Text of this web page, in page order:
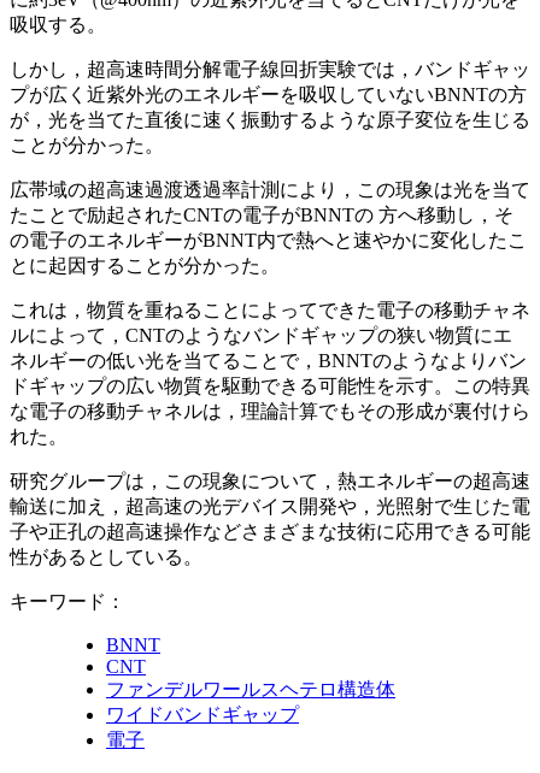
吸収する。
しかし，超高速時間分解電子線回折実験では，バンドギャッ
プが広く近紫外光のエネルギーを吸収していないBNNTの方
が，光を当てた直後に速く振動するような原子変位を生じる
ことが分かった。
広帯域の超高速過渡透過率計測により，この現象は光を当て
たことで励起されたCNTの電子がBNNTの 方へ移動し，そ
の電子のエネルギーがBNNT内で熱へと速やかに変化したこ
とに起因することが分かった。
これは，物質を重ねることによってできた電子の移動チャネ
ルによって，CNTのようなバンドギャップの狭い物質にエ
ネルギーの低い光を当てることで，BNNTのようなよりバン
ドギャップの広い物質を駆動できる可能性を示す。この特異
な電子の移動チャネルは，理論計算でもその形成が裏付けら
れた。
研究グループは，この現象について，熱エネルギーの超高速
輸送に加え，超高速の光デバイス開発や，光照射で生じた電
子や正孔の超高速操作などさまざまな技術に応用できる可能
性があるとしている。
キーワード：
BNNT
CNT
ファンデルワールスヘテロ構造体
ワイドバンドギャップ
電子